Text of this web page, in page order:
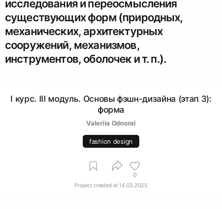
исследования и переосмысления
существующих форм (природных,
механических, архитектурных
сооружений, механизмов,
инструментов, оболочек и т. п.).
I курс. III модуль. Основы фэшн-дизайна (этап 3):
форма
Valeriia Odnoral
fashion design
0
Project created at14.03.2025